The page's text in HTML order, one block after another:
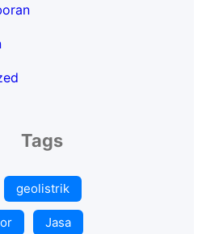
Tags
geolistrik
Jasa